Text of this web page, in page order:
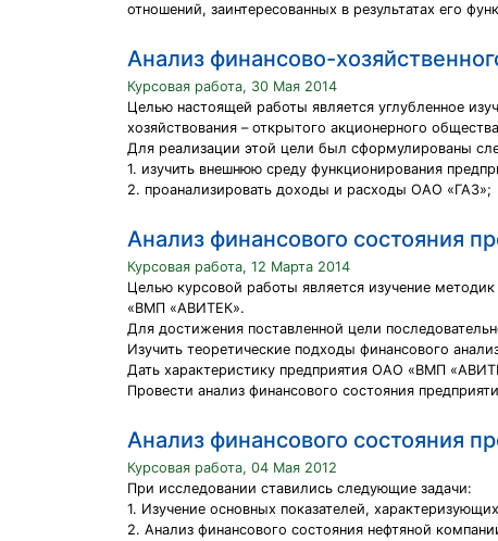
отношений, заинтересованных в результатах его
Анализ финансово-
Курсовая работа, 30 Мая 2014
Целью настоящей работы является углубленное
хозяйствования – открытого акционерного
Для реализации этой цели был сформулированы
1. изучить внешнюю среду функционирования
2. проанализировать доходы и расходы ОАО «ГАЗ»;
Анализ финансового состояния
Курсовая работа, 12 Марта 2014
Целью курсовой работы является изучение
«ВМП «АВИТЕК».
Для достижения поставленной цели
Изучить теоретические подходы финансового
Дать характеристику предприятия ОАО «ВМП
Провести анализ финансового состояния
Анализ финансового состояния
Курсовая работа, 04 Мая 2012
При исследовании ставились следующие задачи:
1. Изучение основных показателей,
2. Анализ финансового состояния нефтяной